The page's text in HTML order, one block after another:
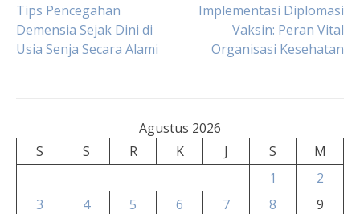
Navigasi
pos
Tips Pencegahan
Demensia Sejak Dini di
Usia Senja Secara Alami
Implementasi Diplomasi
Vaksin: Peran Vital
Organisasi Kesehatan
Agustus 2026
S
S R K J S
M
1
2
3
4 5 6 7 8
9